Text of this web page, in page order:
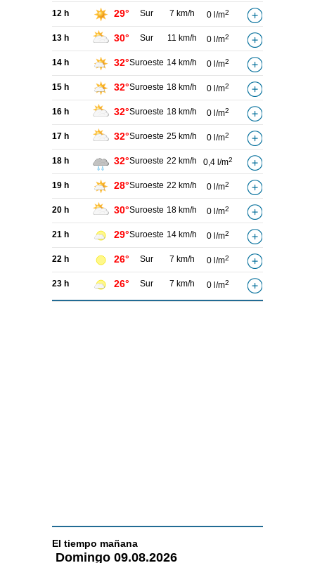
12 h 29° Sur 7 km/h 0 l/m2
13 h 30° Sur 11 km/h 0 l/m2
14 h 32°Suroeste 14 km/h 0 l/m2
15 h 32°Suroeste 18 km/h 0 l/m2
16 h 32°Suroeste 18 km/h 0 l/m2
17 h 32°Suroeste 25 km/h 0 l/m2
18 h 32°Suroeste 22 km/h 0,4 l/m2
19 h 28°Suroeste 22 km/h 0 l/m2
20 h 30°Suroeste 18 km/h 0 l/m2
21 h 29°Suroeste 14 km/h 0 l/m2
22 h 26° Sur 7 km/h 0 l/m2
23 h 26° Sur 7 km/h 0 l/m2
El tiempo mañana
Domingo 09.08.2026